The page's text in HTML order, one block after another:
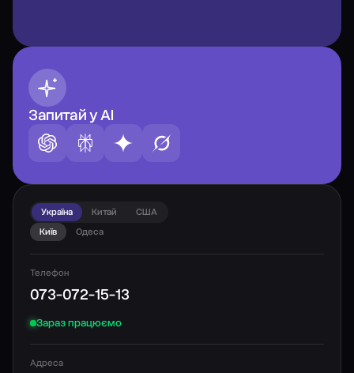
Запитай у AI
Україна Китай
США
Київ
Одеса
Телефон
073-072-15-13
Зараз працюємо
Адреса